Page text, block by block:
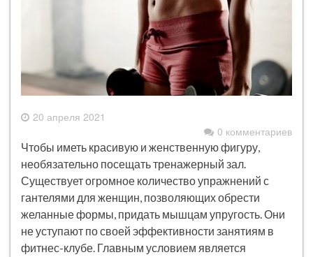
20 апреля 2021
0 комментариев
Чтобы иметь красивую и женственную фигуру,
необязательно посещать тренажерный зал.
Существует огромное количество упражнений с
гантелями для женщин, позволяющих обрести
желанные формы, придать мышцам упругость. Они
не уступают по своей эффективности занятиям в
фитнес-клубе. Главным условием является